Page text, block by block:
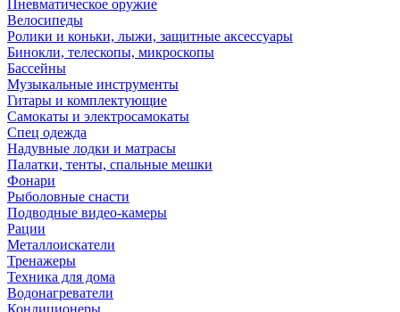
Пневматическое оружие
Велосипеды
Ролики и коньки, лыжи, защитные аксессуары
Бинокли, телескопы, микроскопы
Бассейны
Музыкальные инструменты
Гитары и комплектующие
Самокаты и электросамокаты
Спец одежда
Надувные лодки и матрасы
Палатки, тенты, спальные мешки
Фонари
Рыболовные снасти
Подводные видео-камеры
Рации
Металлоискатели
Тренажеры
Техника для дома
Водонагреватели
Кондиционеры